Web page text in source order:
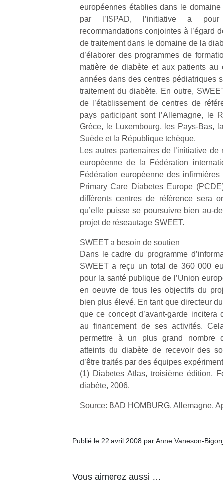
européennes établies dans le
par l’ISPAD, l’initiative a
recommandations conjointes à l’égard
de traitement dans le domaine de la
d’élaborer des programmes de
matière de diabète et aux patients au
années dans des centres pédiatriques
traitement du diabète. En outre,
de l’établissement de centres de
pays participant sont l’Allemagne, le
Grèce, le Luxembourg, les Pays-Bas,
Suède et la République tchèque.
Les autres partenaires de l’initiative
européenne de la Fédération
Fédération européenne des
Primary Care Diabetes Europe
différents centres de référence sera
qu’elle puisse se poursuivre bien au-
projet de réseautage SWEET.
SWEET a besoin de soutien
Dans le cadre du programme
SWEET a reçu un total de 360 000
pour la santé publique de l’Union
en oeuvre de tous les objectifs du
bien plus élevé. En tant que directeur
que ce concept d’avant-garde incitera
au financement de ses activités.
permettre à un plus grand nombre
atteints du diabète de recevoir des
d’être traités par des équipes
(1) Diabetes Atlas, troisième édition,
diabète, 2006.
Source: BAD HOMBURG, Allemagne,
Publié le 22 avril 2008 par Anne Vaneson-
Vous aimerez aussi …
…
NextGen,
une
nouvelle
trottinette
mécanique
Beeper
Les
enfants
débordent
d’énergie.
toujours
divertissement,
trampolines
pour les
Durant les
vacances
estivales
beaux
rêvée
de